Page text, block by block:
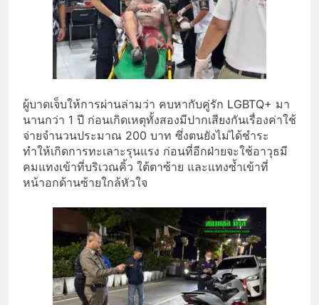
ผู้บาดเจ็บให้การผ่านล่ามว่า คบหากับคู่รัก LGBTQ+ มา
นานกว่า 1 ปี ก่อนเกิดเหตุทั้งสองมีปากเสียงกันเรื่องค่าใช้
จ่ายจำนวนประมาณ 200 บาท ซึ่งตนยังไม่ได้ชำระ
ทำให้เกิดการทะเลาะรุนแรง ก่อนที่อีกฝ่ายจะใช้อาวุธมี
คมแทงเข้าที่บริเวณคิ้ว ใต้ตาซ้าย และแทงซ้ำเข้าที่
หน้าอกด้านซ้ายใกล้หัวใจ